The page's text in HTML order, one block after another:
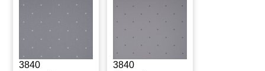
3840
3840